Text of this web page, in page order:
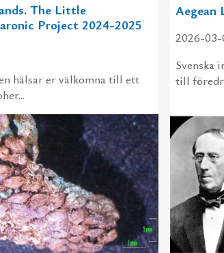
The Little
Project 2024-2025
häl­sar er väl­kom­na till ett
Aegean
2026-03-
Svens­ka
till